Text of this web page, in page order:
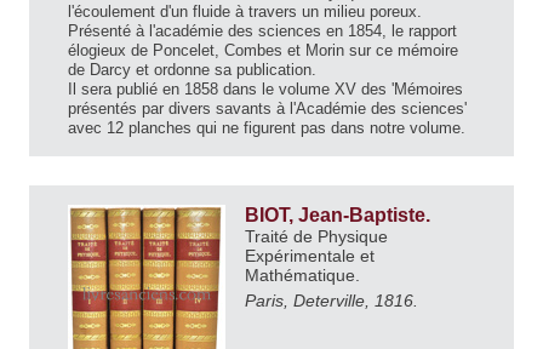
l'écoulement d'un fluide à travers un milieu poreux.
Présenté à l'académie des sciences en 1854, le rapport
élogieux de Poncelet, Combes et Morin sur ce mémoire
de Darcy et ordonne sa publication.
Il sera publié en 1858 dans le volume XV des 'Mémoires
présentés par divers savants à l'Académie des sciences'
avec 12 planches qui ne figurent pas dans notre volume.
BIOT, Jean-Baptiste.
Traité de Physique
Expérimentale et
Mathématique.
Paris, Deterville, 1816.